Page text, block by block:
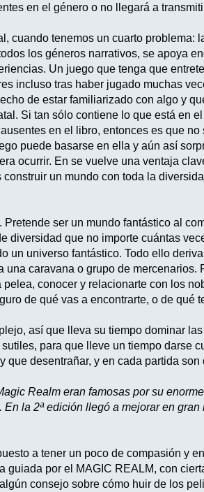
en el género o no llegará a
cuando tenemos un cuarto problema:
los géneros narrativos, se apoya
Un juego que tenga que
incluso tras haber jugado muchas
de estar familiarizado con algo y
Si tan sólo contiene lo que está en
en el libro, entonces es que
puede basarse en ella y aún así
ocurrir. En se vuelve una ventaja
un mundo con toda la
ser un mundo fantástico al
diversidad que no importe cuántas
un universo fantástico. Todo ello
caravana o grupo de mercenarios.
conocer y relacionarte con los
de qué vas a encontrarte, o de qué
así que lleva su tiempo dominar
para que lleve un tiempo darse
desentrañar, y en cada partida
Realm eran famosas por su
la 2ª edición llegó a mejorar en
a tener un poco de compasión y
guiada por el MAGIC REALM, con
consejo sobre cómo huir de los